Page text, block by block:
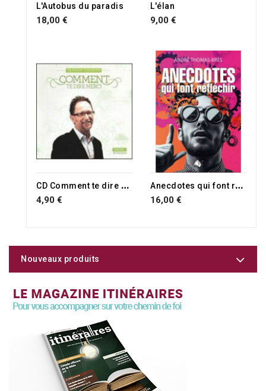
L'Autobus du paradis
18,00 €
L'élan
9,00 €
C
D Comment te dire merci
4,90 €
A
necdotes qui font réfléchir
16,00 €
Nouveaux produits